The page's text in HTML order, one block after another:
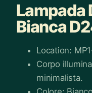
Lampada
Bianca
Location:
Corpo
minimalista.